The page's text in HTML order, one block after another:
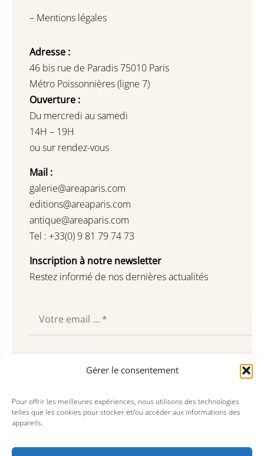
Gérer le consentement
Pour offrir les meilleures expériences, nous utilisons des technologies
telles que les cookies pour stocker et/ou accéder aux informations des
appareils.
– Mentions légales
Adresse :
46 bis rue de Paradis 75010 Paris
Métro Poissonnières (ligne 7)
Ouverture :
Du mercredi au samedi
14H – 19H
ou sur rendez-vous
Mail :
galerie@areaparis.com
editions@areaparis.com
antique@areaparis.com
Tel : +33(0) 9 81 79 74 73
Inscription à notre newsletter
Restez informé de nos dernières actualités
Souscrire